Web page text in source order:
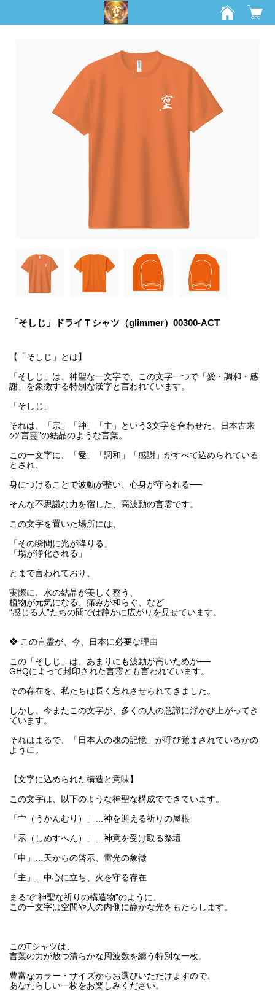
「そしじ」ドライＴシャツ（glimmer）00300-ACT
【「そしじ」とは】
「そしじ」は、神聖な一文字で、この文字一つで「愛・調和・感
謝」を象徴する特別な漢字と言われています。
「そしじ」
それは、「宗」「神」「主」という3文字を合わせた、日本古来
の“言霊”の結晶のような言葉。
この一文字に、「愛」「調和」「感謝」がすべて込められている
とされ、
身につけることで波動が整い、心身が守られる──
そんな不思議な力を宿した、高波動の言霊です。
この文字を置いた場所には、
「その瞬間に光が降りる」
「場が浄化される」
とまで言われており、
実際に、水の結晶が美しく整う、
植物が元気になる、痛みが和らぐ、など
“感じる人”たちの間では静かに広がりを見せています。
❖ この言霊が、今、日本に必要な理由
この「そしじ」は、あまりにも波動が高いためか──
GHQによって封印された言霊とも言われています。
その存在を、私たちは長く忘れさせられてきました。
しかし、今またこの文字が、多くの人の意識に浮かび上がってき
ています。
それはまるで、「日本人の魂の記憶」が呼び覚まされているかの
ように。
【文字に込められた構造と意味】
この文字は、以下のような神聖な構成でできています。
「宀（うかんむり）」…神を迎える祈りの屋根
「示（しめすへん）」…神意を受け取る祭壇
「申」…天からの啓示、雷光の象徴
「主」…中心に立ち、火を守る存在
まるで“神聖な祈りの構造物”のように、
この一文字は空間や人の内側に静かな光をもたらします。
このTシャツは、
言葉の力が放つ清らかな周波数を纏う特別な一枚。
豊富なカラー・サイズからお選びいただけますので、
あなたらしい一枚をお楽しみください。